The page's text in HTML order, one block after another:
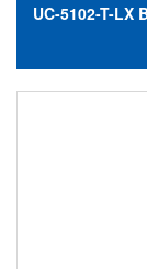
UC-5102-T-LX
A8 1